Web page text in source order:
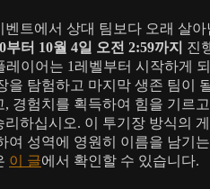
트에서 상대 팀보다 오래 살아
터 10월 4일 오전 2:59까지 진
이어는 1레벨부터 시작하게
을 탐험하고 마지막 생존 팀이
경험치를 획득하여 힘을 기르
하십시오. 이 투기장 방식의
여 성역에 영원히 이름을 남기
이 글에서 확인할 수 있습니다.